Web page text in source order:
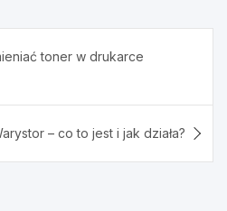
toner w drukarce
– co to jest i jak działa?